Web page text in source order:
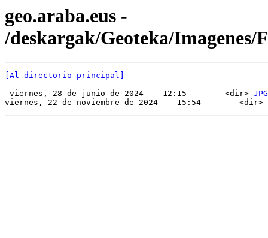
geo.araba.eus -
/deskargak/Geoteka/Imagenes/
[Al directorio principal]
viernes, 28 de junio de 2024    12:15        <dir> JPG
viernes, 22 de noviembre de 2024    15:54        <dir>